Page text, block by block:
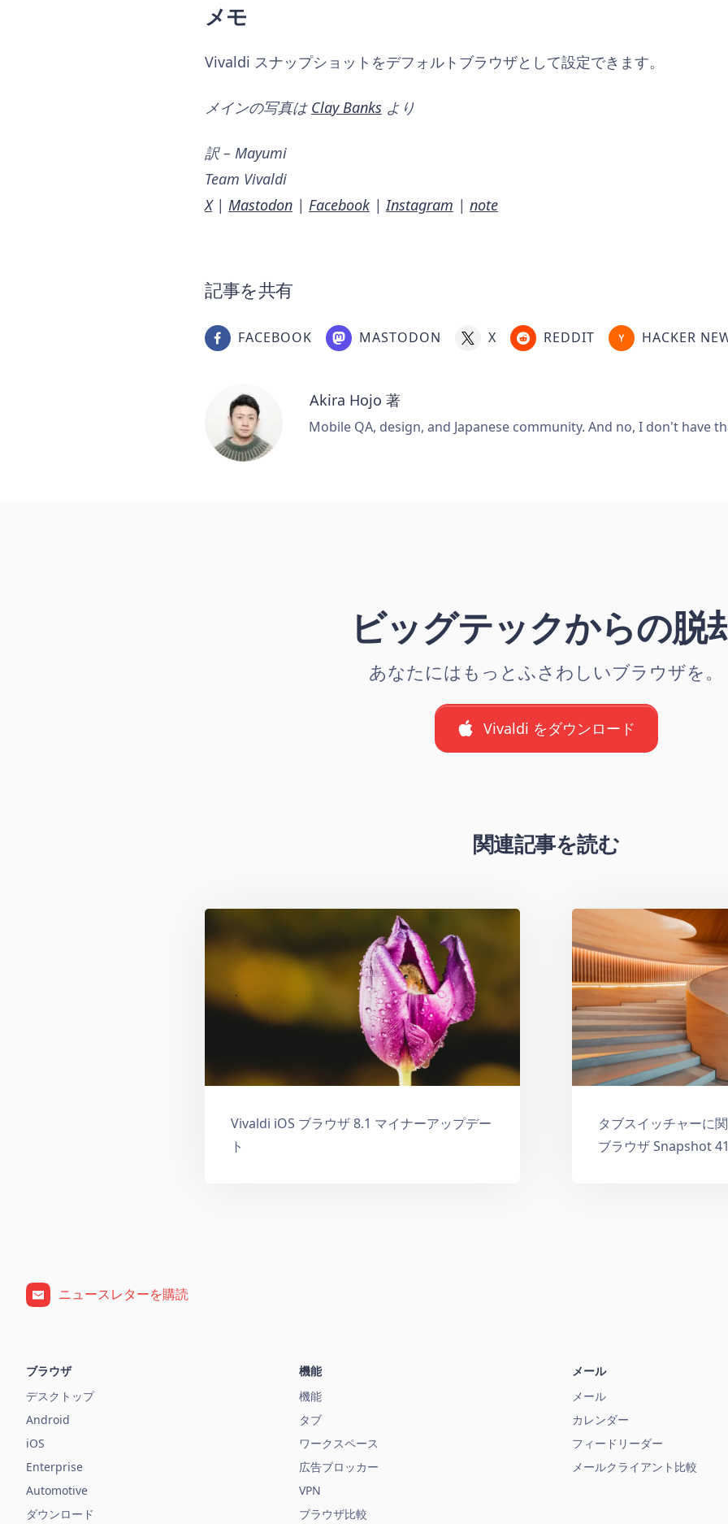
メモ
Vivaldi スナップショットをデフォルトブラウザとして設定できます。
メインの写真は Clay Banks より
訳 – Mayumi
Team Vivaldi
X| Mastodon | Facebook | Instagram | note
記事を共有
FACEBOOK MASTODON X REDDIT HACKER
Akira Hojo 著
Mobile QA, design, and Japanese community. And no, I don't have
ビッグテックからの脱
あなたにはもっとふさわしいブラウザを。
Vivaldi をダウンロード
関連記事を読む
Vivaldi iOS ブラウザ 8.1 マイナーアップデー
ト
タブスイッチャーに
ブラウザ Snapshot
ニュースレターを購読
ブラウザ
デスクトップ
Android
iOS
Enterprise
Automotive
ダウンロード
機能
機能
タブ
ワークスペース
広告ブロッカー
VPN
ブラウザ比較
メール
メール
カレンダー
フィードリーダー
メールクライアント比較